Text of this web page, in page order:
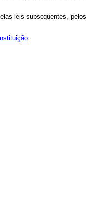
leis subsequentes,
.